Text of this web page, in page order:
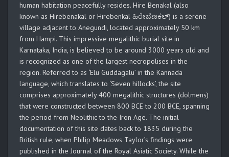
human habitation peacefully resides. Hire Benakal (also
known as Hirebenakal or Hirebenkal ಹಿರೇಬೆಣಕಲ್) is a serene
village adjacent to Anegundi, located approximately 50 km
from Hampi. This impressive megalithic burial site in
Karnataka, India, is believed to be around 3000 years old and
is recognized as one of the largest necropolises in the
region. Referred to as ‘Elu Guddagalu’ in the Kannada
language, which translates to ‘Seven hillocks’, the site
comprises approximately 400 megalithic structures (dolmens)
that were constructed between 800 BCE to 200 BCE, spanning
the period from Neolithic to the Iron Age. The initial
documentation of this site dates back to 1835 during the
British rule, when Philip Meadows Taylor’s findings were
published in the Journal of the Royal Asiatic Society. While the